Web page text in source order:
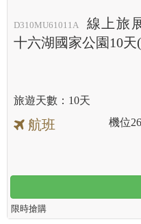
D310MU61011A
線上旅
十六湖國家公園10天
10天
航班 機位26
限時搶購